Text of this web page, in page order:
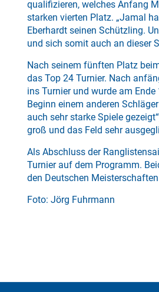
qualifizieren, welches Anfang
starken vierten Platz. „Jamal
Eberhardt seinen Schützling.
und sich somit auch an dieser
Nach seinem fünften Platz
das Top 24 Turnier. Nach
ins Turnier und wurde am
Beginn einem anderen
auch sehr starke Spiele
groß und das Feld sehr
Als Abschluss der
Turnier auf dem Programm.
den Deutschen
Foto: Jörg Fuhrmann